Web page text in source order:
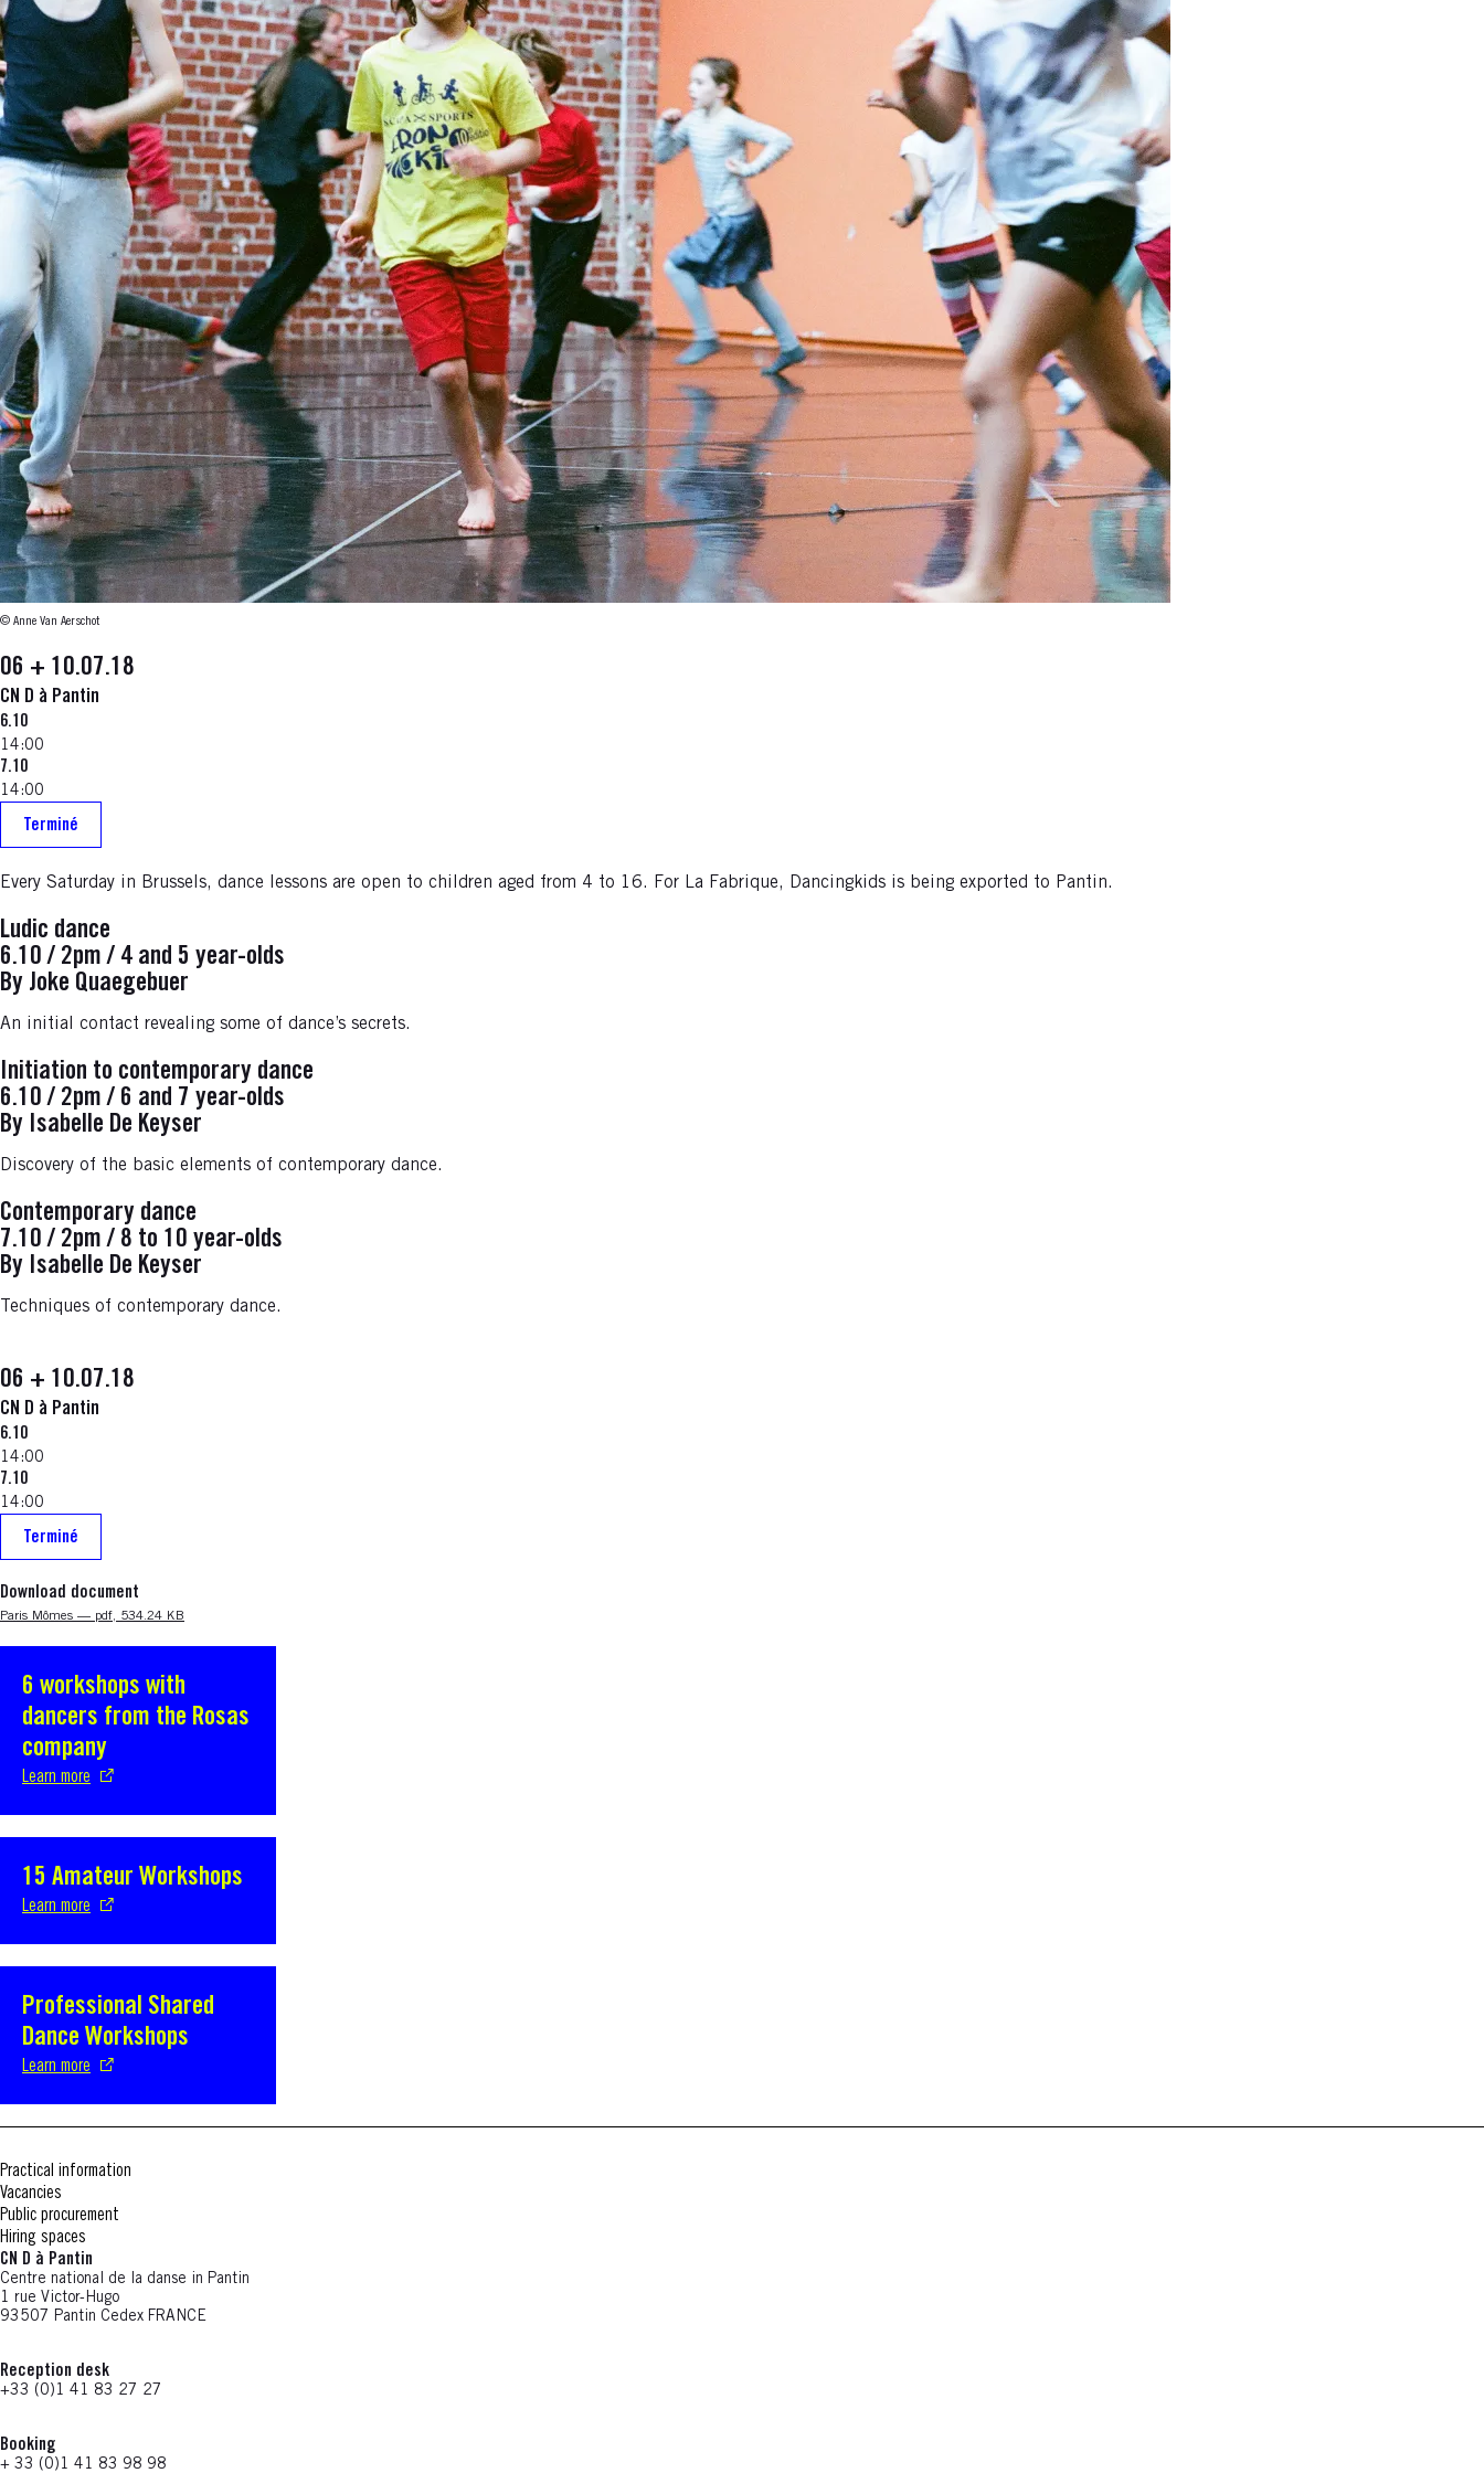
© Anne Van Aerschot
06 + 10.07.18
CN D à Pantin
6.10
14:00
7.10
14:00
Terminé
Every Saturday in Brussels, dance lessons are open to children aged from 4 to 16. For La Fabrique, Dancingkids is being exported to Pantin.
Ludic dance
6.10 / 2pm / 4 and 5 year-olds
By Joke Quaegebuer
An initial contact revealing some of dance’s secrets.
Initiation to contemporary dance
6.10 / 2pm / 6 and 7 year-olds
By Isabelle De Keyser
Discovery of the basic elements of contemporary dance.
Contemporary dance
7.10 / 2pm / 8 to 10 year-olds
By Isabelle De Keyser
Techniques of contemporary dance.
06 + 10.07.18
CN D à Pantin
6.10
14:00
7.10
14:00
Terminé
Download document
Nouvelle fenêtre
Paris Mômes — pdf, 534.24 KB
6 workshops with
dancers from the Rosas
company
Learn more
S'ouvre dans une nouvelle fenêtre
15 Amateur Workshops
Learn more
S'ouvre dans une nouvelle fenêtre
Professional Shared
Dance Workshops
Learn more
S'ouvre dans une nouvelle fenêtre
Practical information
Vacancies
Public procurement
Hiring spaces
CN D à Pantin
Centre national de la danse in Pantin
1 rue Victor-Hugo
93507 Pantin Cedex FRANCE
Reception desk
+33 (0)1 41 83 27 27
Booking
+ 33 (0)1 41 83 98 98